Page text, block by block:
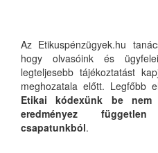
Az Etikuspénzügyek.hu
hogy olvasóink és
legteljesebb tájékoztatást
meghozatala előtt. Legfőbb
Etikai kódexünk be nem
eredményez
csapatunkból.